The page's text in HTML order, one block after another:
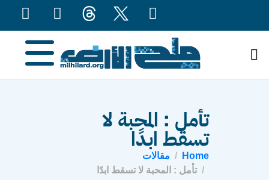
تأمل : المحبة لا
تسقط ابدًا
Home
مقالات
تأمل : المحبة لا تسقط ابدًا